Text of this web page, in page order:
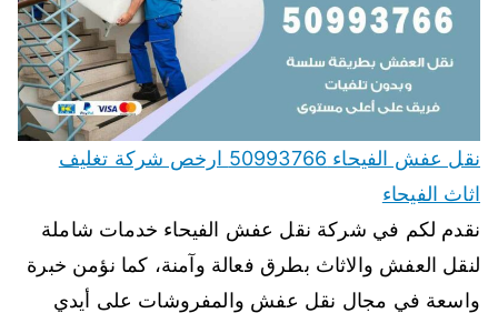
نقل عفش الفيحاء 50993766 ارخص شركة تغليف
اثاث الفيحاء
نقدم لكم في شركة نقل عفش الفيحاء خدمات شاملة
لنقل العفش والاثاث بطرق فعالة وآمنة، كما نؤمن خبرة
واسعة في مجال نقل عفش والمفروشات على أيدي